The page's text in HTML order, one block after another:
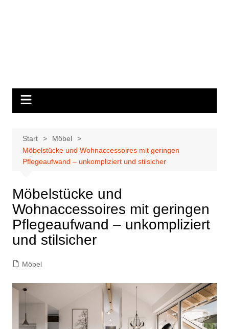
Start
Möbel
Möbelstücke und Wohnaccessoires mit geringen
Pflegeaufwand – unkompliziert und stilsicher
Möbelstücke und
Wohnaccessoires mit geringen
Pflegeaufwand – unkompliziert
und stilsicher
Möbel